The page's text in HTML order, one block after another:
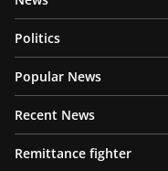
Politics
Popular News
Recent News
Remittance fighter